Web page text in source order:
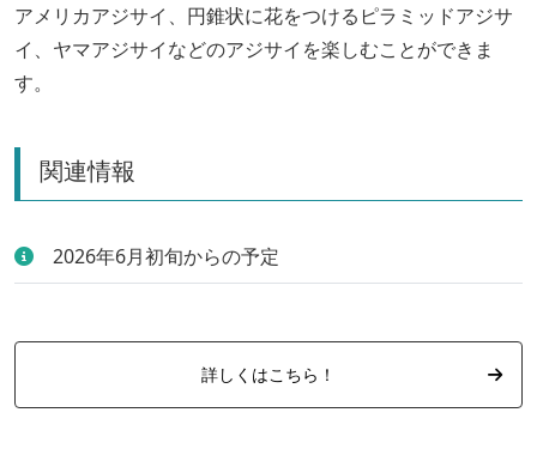
アメリカアジサイ、円錐状に花をつけるピラミッドアジサ
イ、ヤマアジサイなどのアジサイを楽しむことができま
す。
関連情報
2026年6月初旬からの予定
詳しくはこちら！